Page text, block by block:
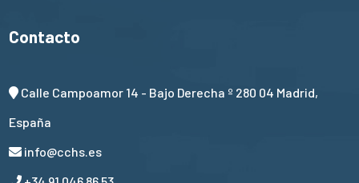
Contacto
Calle Campoamor 14 - Bajo Derecha º 280 04 Madrid,
España
info@cchs.es